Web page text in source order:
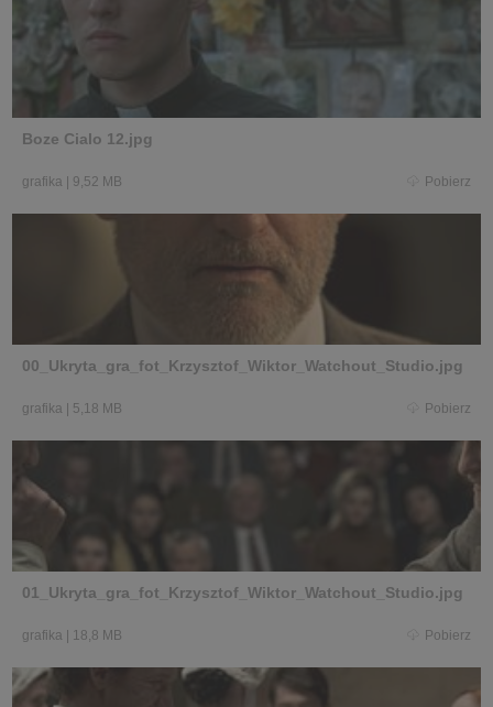
Boze Cialo 12.jpg
grafika 9,52 MB Pobierz
00_Ukryta_gra_fot_Krzysztof_Wiktor_Watchout_Studio.jpg
grafika 5,18 MB Pobierz
01_Ukryta_gra_fot_Krzysztof_Wiktor_Watchout_Studio.jpg
grafika 18,8 MB Pobierz